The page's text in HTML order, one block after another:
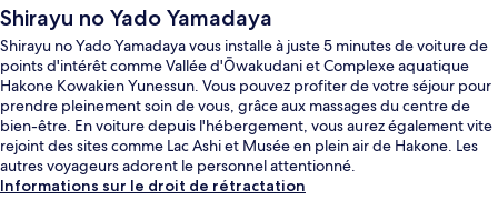
Shirayu no Yado Yamadaya
Shirayu no Yado Yamadaya vous installe à juste 5 minutes de voiture de
points d'intérêt comme Vallée d'Ōwakudani et Complexe aquatique
Hakone Kowakien Yunessun. Vous pouvez profiter de votre séjour pour
prendre pleinement soin de vous, grâce aux massages du centre de
bien-être. En voiture depuis l'hébergement, vous aurez également vite
rejoint des sites comme Lac Ashi et Musée en plein air de Hakone. Les
autres voyageurs adorent le personnel attentionné.
Informations sur le droit de rétractation